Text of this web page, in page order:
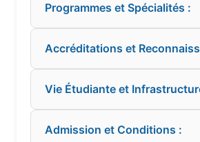
Programmes et Spécialités :
Accréditations et
Vie Étudiante et
Admission et Conditions :